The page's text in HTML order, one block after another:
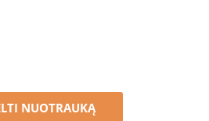
NUOTRAUKĄ